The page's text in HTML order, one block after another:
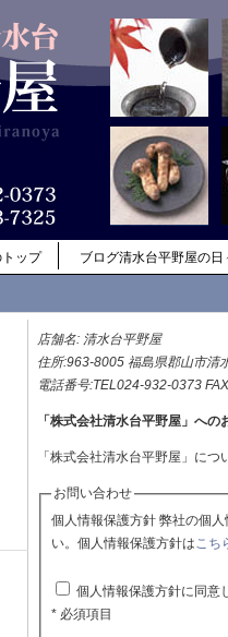
ップ ブログ清水台平野屋の日
店舗名: 清水台平野屋
住所:963-8005 福島県郡山市清
電話番号:TEL024-932-0373
「株式会社清水台平野屋」への
「株式会社清水台平野屋」に
お問い合わせ
個人情報保護方針 弊社の個人情報保護方針に同意される場合はチェックボックスをクリックしてくださ
い。個人情報保護方針はこち
個人情報保護方針に同意
* 必須項目